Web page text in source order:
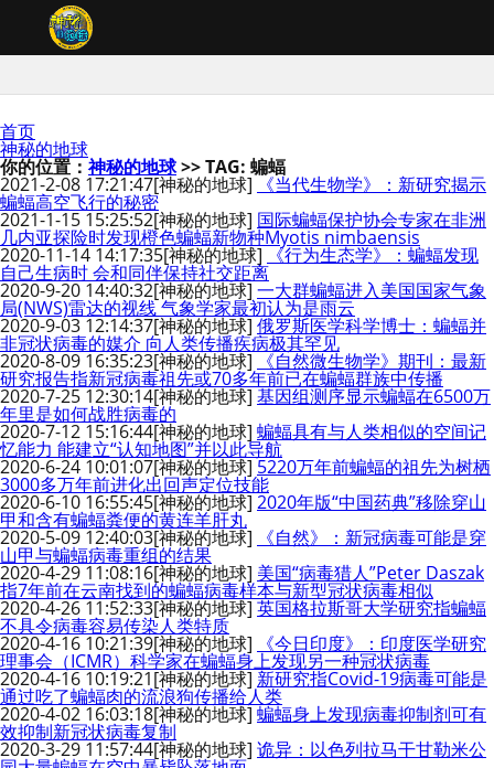
首页
神秘的地球
你的位置：神秘的地球>> TAG: 蝙蝠
2021-2-08 17:21:47[神秘的地球] 《当代生物学》：新研究揭示
蝙蝠高空飞行的秘密
2021-1-15 15:25:52[神秘的地球] 国际蝙蝠保护协会专家在非洲
几内亚探险时发现橙色蝙蝠新物种Myotis nimbaensis
2020-11-14 14:17:35[神秘的地球] 《行为生态学》：蝙蝠发现
自己生病时 会和同伴保持社交距离
2020-9-20 14:40:32[神秘的地球] 一大群蝙蝠进入美国国家气象
局(NWS)雷达的视线 气象学家最初认为是雨云
2020-9-03 12:14:37[神秘的地球] 俄罗斯医学科学博士：蝙蝠并
非冠状病毒的媒介 向人类传播疾病极其罕见
2020-8-09 16:35:23[神秘的地球] 《自然微生物学》期刊：最新
研究报告指新冠病毒祖先或70多年前已在蝙蝠群族中传播
2020-7-25 12:30:14[神秘的地球] 基因组测序显示蝙蝠在6500万
年里是如何战胜病毒的
2020-7-12 15:16:44[神秘的地球] 蝙蝠具有与人类相似的空间记
忆能力 能建立“认知地图”并以此导航
2020-6-24 10:01:07[神秘的地球]5220万年前蝙蝠的祖先为树栖
3000多万年前进化出回声定位技能
2020-6-10 16:55:45[神秘的地球] 2020年版“中国药典”移除穿山
甲和含有蝙蝠粪便的黄连羊肝丸
2020-5-09 12:40:03[神秘的地球] 《自然》：新冠病毒可能是穿
山甲与蝙蝠病毒重组的结果
2020-4-29 11:08:16[神秘的地球] 美国“病毒猎人”Peter Daszak
指7年前在云南找到的蝙蝠病毒样本与新型冠状病毒相似
2020-4-26 11:52:33[神秘的地球] 英国格拉斯哥大学研究指蝙蝠
不具令病毒容易传染人类特质
2020-4-16 10:21:39[神秘的地球] 《今日印度》：印度医学研究
理事会（ICMR）科学家在蝙蝠身上发现另一种冠状病毒
2020-4-16 10:19:21[神秘的地球] 新研究指Covid-19病毒可能是
通过吃了蝙蝠肉的流浪狗传播给人类
2020-4-02 16:03:18[神秘的地球] 蝙蝠身上发现病毒抑制剂可有
效抑制新冠状病毒复制
2020-3-29 11:57:44[神秘的地球] 诡异：以色列拉马干甘勒米公